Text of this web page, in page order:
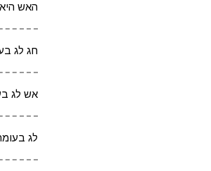
האש
חג לג
אש לג
לג